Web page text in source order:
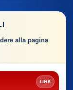
alla pagina
LINK